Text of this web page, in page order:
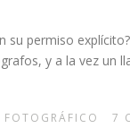
permiso explícito?
y a la vez un
FOTOGRÁFICO 7